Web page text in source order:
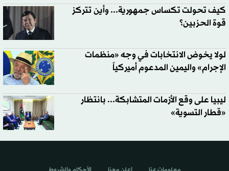
كيف تحولت تكساس جمهورية... وأين تتركز
قوة الحزبين؟
لولا يخوض الانتخابات في وجه «منظمات
الإجرام» واليمين المدعوم أميركياً
ليبيا على وقع الأزمات المتشابكة... بانتظار
«قطار التسوية»